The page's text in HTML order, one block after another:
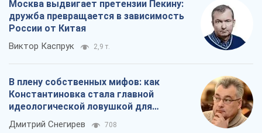
Москва выдвигает претензии Пекину:
дружба превращается в зависимость
России от Китая
Виктор Каспрук 2,9 т.
В плену собственных мифов: как
Константиновка стала главной
идеологической ловушкой для
российских оккупантов
Дмитрий Снегирев 708